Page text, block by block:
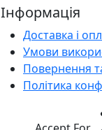
Інформація
Доставка і
Умови
Повернення
Політика